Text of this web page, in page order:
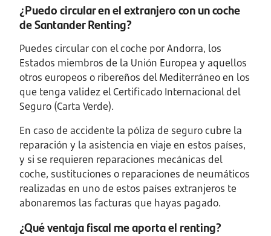
¿Puedo circular en el extranjero con un coche
de Santander Renting?
Puedes circular con el coche por Andorra, los
Estados miembros de la Unión Europea y aquellos
otros europeos o ribereños del Mediterráneo en los
que tenga validez el Certificado Internacional del
Seguro (Carta Verde).
En caso de accidente la póliza de seguro cubre la
reparación y la asistencia en viaje en estos países,
y si se requieren reparaciones mecánicas del
coche, sustituciones o reparaciones de neumáticos
realizadas en uno de estos países extranjeros te
abonaremos las facturas que hayas pagado.
¿Qué ventaja fiscal me aporta el renting?